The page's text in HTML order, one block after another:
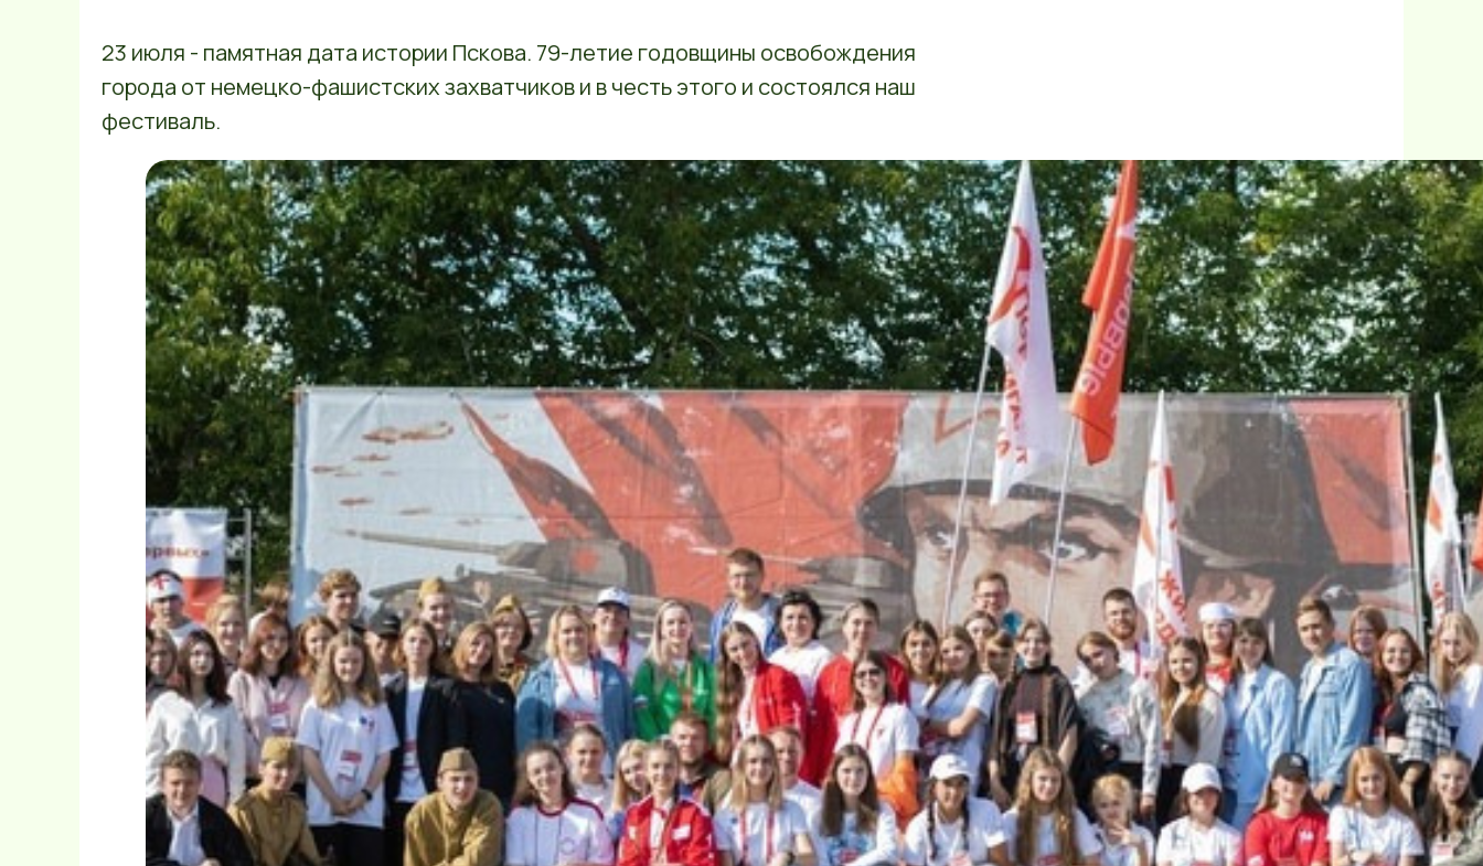
23 июля - памятная дата истории Пскова. 79-летие годовщины освобождения
города от немецко-фашистских захватчиков и в честь этого и состоялся наш
фестиваль.